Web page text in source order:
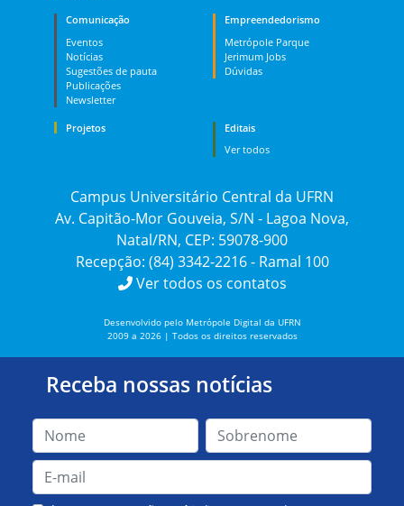
Comunicação
Eventos
Notícias
Sugestões de pauta
Publicações
Newsletter
Empreendedorismo
Metrópole Parque
Jerimum Jobs
Dúvidas
Projetos
Editais
Ver todos
Campus Universitário Central da UFRN
Av. Capitão-Mor Gouveia, S/N - Lagoa Nova,
Natal/RN, CEP: 59078-900
Recepção: (84) 3342-2216 - Ramal 100
Ver todos os contatos
Desenvolvido pelo Metrópole Digital da UFRN
2009 a 2026 | Todos os direitos reservados
Receba nossas notícias